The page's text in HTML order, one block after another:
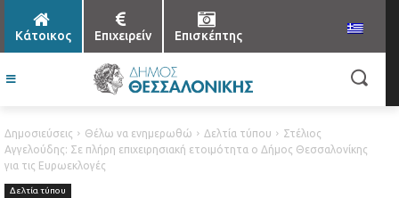
Κάτοικος Επιχειρείν Επισκέπτης
Δημοσιεύσεις Θέλω να ενημερωθώ Δελτία τύπου
Στέλιος
Αγγελούδης: Σε πλήρη επιχειρησιακή ετοιμότητα ο Δήμος Θεσσαλονίκης
για τις Ευρωεκλογές
Δελτία τύπου